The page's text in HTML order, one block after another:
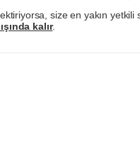
size en yakın
kalır.